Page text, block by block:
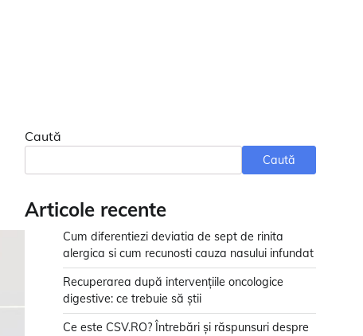
Caută
Caută
Articole recente
Cum diferentiezi deviatia de sept de rinita
alergica si cum recunosti cauza nasului infundat
Recuperarea după intervențiile oncologice
digestive: ce trebuie să știi
Ce este CSV.RO? Întrebări și răspunsuri despre